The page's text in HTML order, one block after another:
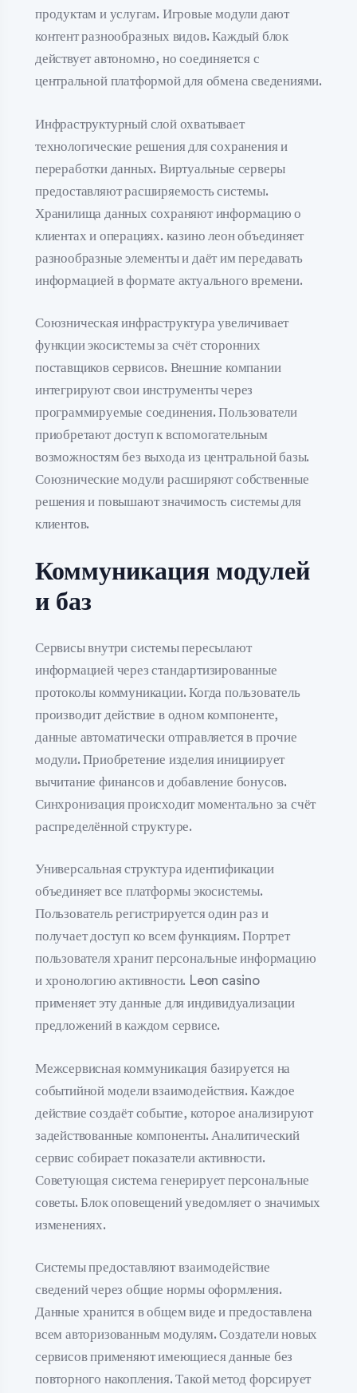
продуктам и услугам. Игровые модули дают
контент разнообразных видов. Каждый блок
действует автономно, но соединяется с
центральной платформой для обмена сведениями.
Инфраструктурный слой охватывает
технологические решения для сохранения и
переработки данных. Виртуальные серверы
предоставляют расширяемость системы.
Хранилища данных сохраняют информацию о
клиентах и операциях. казино леон объединяет
разнообразные элементы и даёт им передавать
информацией в формате актуального времени.
Союзническая инфраструктура увеличивает
функции экосистемы за счёт сторонних
поставщиков сервисов. Внешние компании
интегрируют свои инструменты через
программируемые соединения. Пользователи
приобретают доступ к вспомогательным
возможностям без выхода из центральной базы.
Союзнические модули расширяют собственные
решения и повышают значимость системы для
клиентов.
Коммуникация модулей
и баз
Сервисы внутри системы пересылают
информацией через стандартизированные
протоколы коммуникации. Когда пользователь
производит действие в одном компоненте,
данные автоматически отправляется в прочие
модули. Приобретение изделия инициирует
вычитание финансов и добавление бонусов.
Синхронизация происходит моментально за счёт
распределённой структуре.
Универсальная структура идентификации
объединяет все платформы экосистемы.
Пользователь регистрируется один раз и
получает доступ ко всем функциям. Портрет
пользователя хранит персональные информацию
и хронологию активности. Leon casino
применяет эту данные для индивидуализации
предложений в каждом сервисе.
Межсервисная коммуникация базируется на
событийной модели взаимодействия. Каждое
действие создаёт событие, которое анализируют
задействованные компоненты. Аналитический
сервис собирает показатели активности.
Советующая система генерирует персональные
советы. Блок оповещений уведомляет о значимых
изменениях.
Системы предоставляют взаимодействие
сведений через общие нормы оформления.
Данные хранится в общем виде и предоставлена
всем авторизованным модулям. Создатели новых
сервисов применяют имеющиеся данные без
повторного накопления. Такой метод форсирует